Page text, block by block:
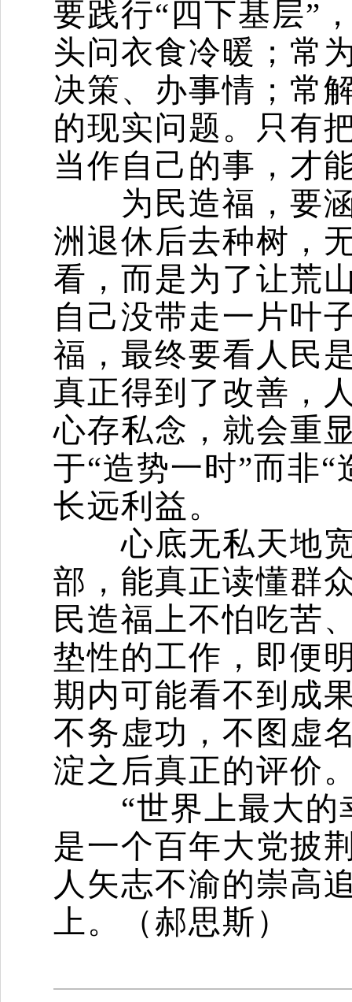
要践行“四下基层”
头问衣食冷暖；常
决策、办事情；常
的现实问题。只有
当作自己的事，才
为民造福，要涵
洲退休后去种树，
看，而是为了让荒
自己没带走一片叶
福，最终要看人民
真正得到了改善，
心存私念，就会重
于“造势一时”而非
长远利益。
心底无私天地宽
部，能真正读懂群
民造福上不怕吃苦
垫性的工作，即便
期内可能看不到成
不务虚功，不图虚
淀之后真正的评价
“世界上最大的
是一个百年大党披
人矢志不渝的崇高
上。（郝思斯）